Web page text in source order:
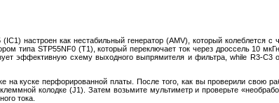
настроен как нестабильный генератор (AMV), который колеблется с
типа STP55NF0 (T1), который переключает ток через дроссель 10
эффективную схему выходного выпрямителя и фильтра, while R3-C3
на куске перфорированной платы. После того, как вы проверили свою
колодке (J1). Затем возьмите мультиметр и проверьте
тока.